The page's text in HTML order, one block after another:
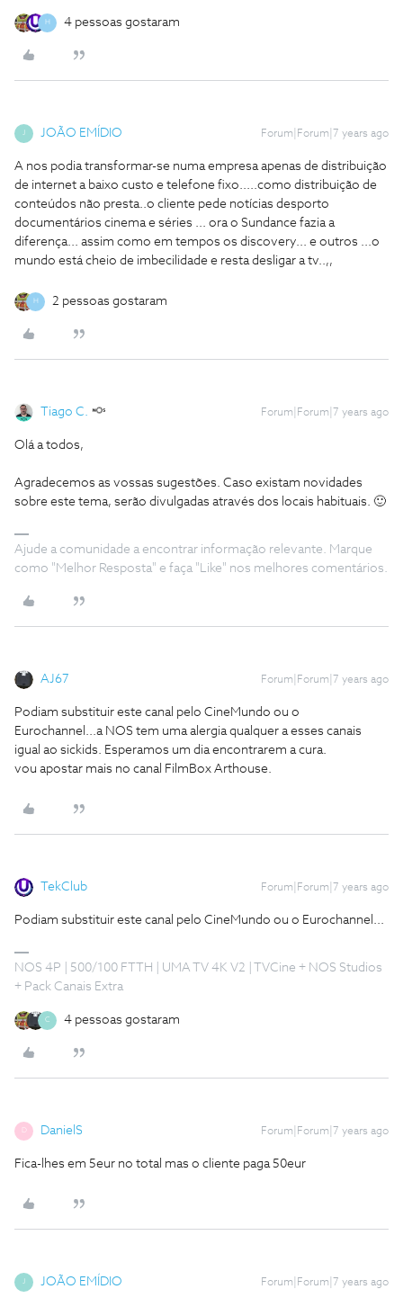
H 4 pessoas gostaram
J JOÃO EMÍDIO Forum|Forum|7 years ago
A nos podia transformar-se numa empresa apenas de distribuição
de internet a baixo custo e telefone fixo.....como distribuição de
conteúdos não presta..o cliente pede notícias desporto
documentários cinema e séries ... ora o Sundance fazia a
diferença... assim como em tempos os discovery... e outros ...o
mundo está cheio de imbecilidade e resta desligar a tv..,,
H 2 pessoas gostaram
Tiago C. Forum|Forum|7 years ago
Olá a todos,
Agradecemos as vossas sugestões. Caso existam novidades
sobre este tema, serão divulgadas através dos locais habituais. 🙂
Ajude a comunidade a encontrar informação relevante. Marque
como "Melhor Resposta" e faça "Like" nos melhores comentários.
AJ67 Forum|Forum|7 years ago
Podiam substituir este canal pelo CineMundo ou o
Eurochannel... a NOS tem uma alergia qualquer a esses canais
igual ao sickids. Esperamos um dia encontrarem a cura.
vou apostar mais no canal FilmBox Arthouse.
TekClub Forum|Forum|7 years ago
Podiam substituir este canal pelo CineMundo ou o Eurochannel...
NOS 4P | 500/100 FTTH | UMA TV 4K V2 | TVCine + NOS Studios
+ Pack Canais Extra
C 4 pessoas gostaram
D DanielS Forum|Forum|7 years ago
Fica-lhes em 5eur no total mas o cliente paga 50eur
J JOÃO EMÍDIO Forum|Forum|7 years ago